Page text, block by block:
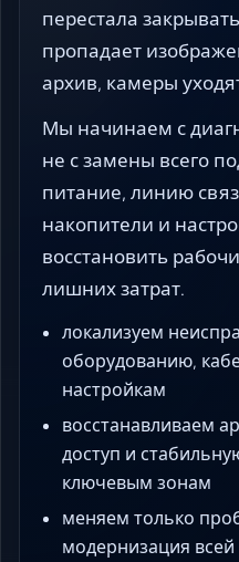
перестала
пропадает
архив, камеры
Мы начинаем с
не с замены всего
питание, линию
накопители и
восстановить
лишних затрат.
локализуем
оборудованию,
настройкам
восстанавливаем
доступ и
ключевым зонам
меняем только
модернизация